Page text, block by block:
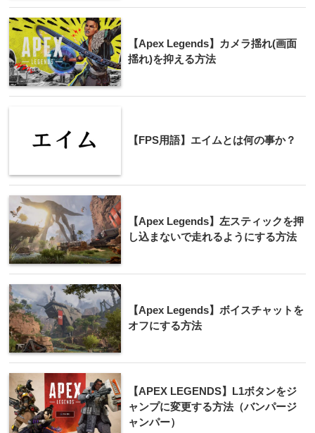
【Apex Legends】カメラ揺れ(画面
揺れ)を抑える方法
【FPS用語】エイムとは何の事か？
【Apex Legends】左スティックを押
し込まないで走れるようにする方法
【Apex Legends】ボイスチャットを
オフにする方法
【APEX LEGENDS】L1ボタンをジ
ャンプに変更する方法（バンパージ
ャンパー）